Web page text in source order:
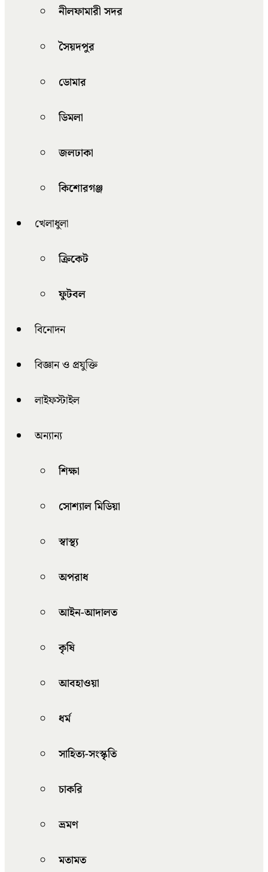
নীলফামারী সদর
সৈয়দপুর
ডোমার
ডিমলা
জলঢাকা
কিশোরগঞ্জ
খেলাধুলা
ক্রিকেট
ফুটবল
বিনোদন
বিজ্ঞান ও প্রযুক্তি
লাইফস্টাইল
অন্যান্য
শিক্ষা
সোশ্যাল মিডিয়া
স্বাস্থ্য
অপরাধ
আইন-আদালত
কৃষি
আবহাওয়া
ধর্ম
সাহিত্য-সংস্কৃতি
চাকরি
ভ্রমণ
মতামত